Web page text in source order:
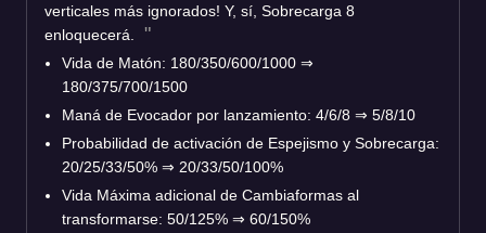
verticales más ignorados! Y, sí, Sobrecarga 8
enloquecerá.
Vida de Matón: 180/350/600/1000 ⇒
180/375/700/1500
Maná de Evocador por lanzamiento: 4/6/8 ⇒ 5/8/10
Probabilidad de activación de Espejismo y Sobrecarga:
20/25/33/50% ⇒ 20/33/50/100%
Vida Máxima adicional de Cambiaformas al
transformarse: 50/125% ⇒ 60/150%